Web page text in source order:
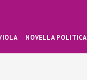
NOVELLA POLITICA